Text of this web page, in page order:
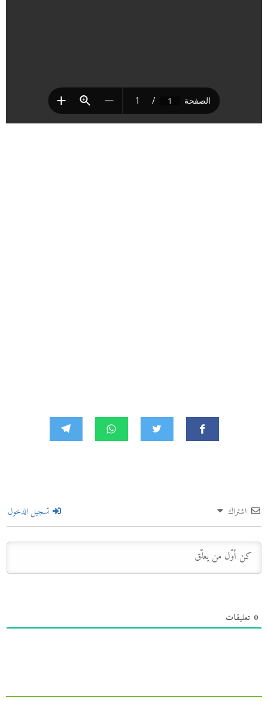
اشتراك تسجيل الدخول
0 تعليقات